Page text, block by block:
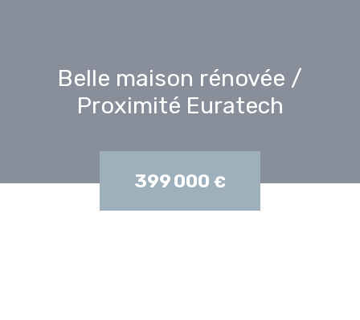
Belle maison rénovée /
Proximité Euratech
399 000 €